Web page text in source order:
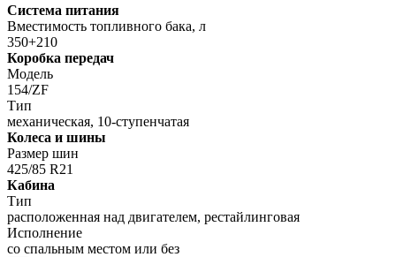
Система питания
Вместимость топливного бака, л
350+210
Коробка передач
Модель
154/ZF
Тип
механическая, 10-ступенчатая
Колеса и шины
Размер шин
425/85 R21
Кабина
Тип
расположенная над двигателем, рестайлинговая
Исполнение
со спальным местом или без